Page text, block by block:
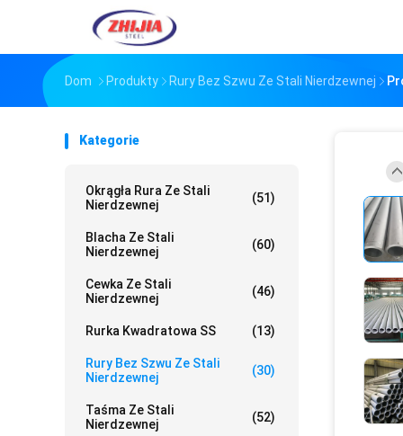
Dom Produkty Rury Bez Szwu Ze Stali Nierdzewnej
Kategorie
Okrągła Rura Ze Stali
Nierdzewnej
(51)
Blacha Ze Stali
Nierdzewnej
(60)
Cewka Ze Stali
Nierdzewnej
(46)
Rurka Kwadratowa SS (13)
Rury Bez Szwu Ze Stali
Nierdzewnej
(30)
Taśma Ze Stali
Nierdzewnej
(52)